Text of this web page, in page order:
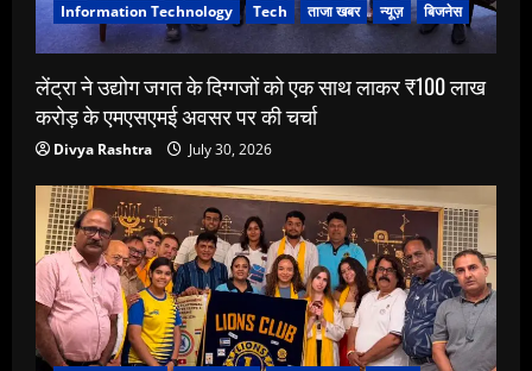
Information Technology
Tech ताजा खबर न्यूज़ बिजनेस
लेंट्रा ने उद्योग जगत के दिग्गजों को एक साथ लाकर ₹100 लाख
करोड़ के एमएसएमई अवसर पर की चर्चा
Divya Rashtra July 30, 2026